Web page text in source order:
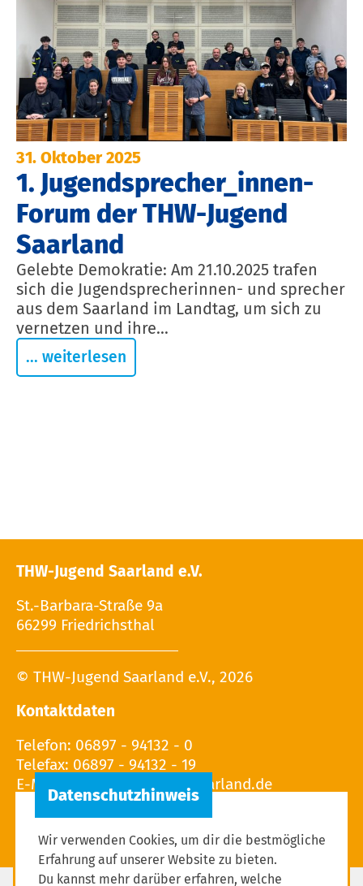
31. Oktober 2025
1. Jugendsprecher_innen-
Forum der THW-Jugend
Saarland
Gelebte Demokratie: Am 21.10.2025 trafen
sich die Jugendsprecherinnen- und sprecher
aus dem Saarland im Landtag, um sich zu
vernetzen und ihre...
... weiterlesen
THW-Jugend Saarland e.V.
St.-Barbara-Straße 9a
66299 Friedrichsthal
© THW-Jugend Saarland e.V., 2026
Kontaktdaten
Telefon: 06897 - 94132 - 0
Telefax: 06897 - 94132 - 19
E-Mail:
Wir verwenden Cookies, um dir die bestmögliche
Erfahrung auf unserer Website zu bieten.
Du kannst mehr darüber erfahren, welche